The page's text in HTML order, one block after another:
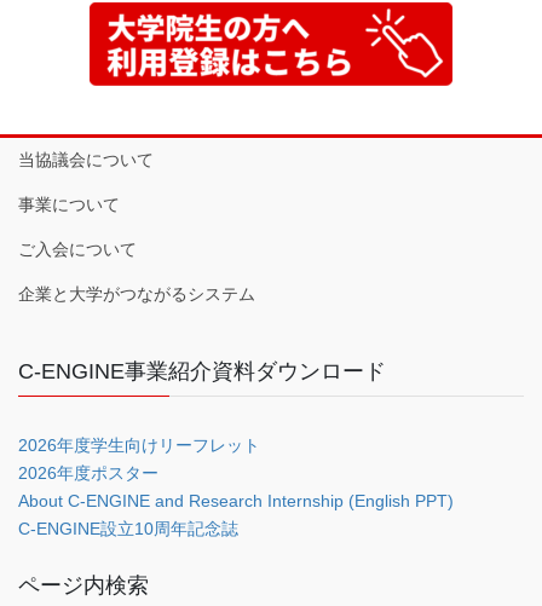
当協議会について
事業について
ご入会について
企業と大学がつながるシステム
C-ENGINE事業紹介資料ダウンロード
2026年度学生向けリーフレット
2026年度ポスター
About C-ENGINE and Research Internship (English PPT)
C-ENGINE設立10周年記念誌
ページ内検索